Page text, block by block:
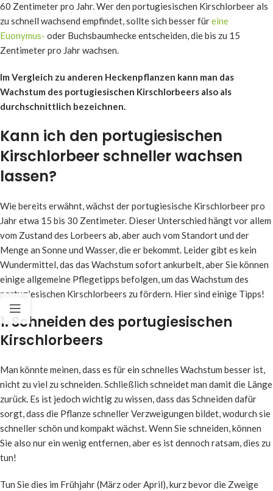
60 Zentimeter pro Jahr. Wer den portugiesischen Kirschlorbeer als
zu schnell wachsend empfindet, sollte sich besser füreine
Euonymus- oder Buchsbaumhecke entscheiden, die bis zu 15
Zentimeter pro Jahr wachsen.
Im Vergleich zu anderen Heckenpflanzen kann man das
Wachstum des portugiesischen Kirschlorbeers also als
durchschnittlich bezeichnen.
Kann ich den portugiesischen
Kirschlorbeer schneller wachsen
lassen?
Wie bereits erwähnt, wächst der portugiesische Kirschlorbeer pro
Jahr etwa 15 bis 30 Zentimeter. Dieser Unterschied hängt vor allem
vom Zustand des Lorbeers ab, aber auch vom Standort und der
Menge an Sonne und Wasser, die er bekommt. Leider gibt es kein
Wundermittel, das das Wachstum sofort ankurbelt, aber Sie können
einige allgemeine Pflegetipps befolgen, um das Wachstum des
portugiesischen Kirschlorbeers zu fördern. Hier sind einige Tipps!
1. Schneiden des portugiesischen
Kirschlorbeers
Man könnte meinen, dass es für ein schnelles Wachstum besser ist,
nicht zu viel zu schneiden. Schließlich schneidet man damit die Länge
zurück. Es ist jedoch wichtig zu wissen, dass das Schneiden dafür
sorgt, dass die Pflanze schneller Verzweigungen bildet, wodurch sie
schneller schön und kompakt wächst. Wenn Sie schneiden, können
Sie also nur ein wenig entfernen, aber es ist dennoch ratsam, dies zu
tun!
Tun Sie dies im Frühjahr (März oder April), kurz bevor die Zweige